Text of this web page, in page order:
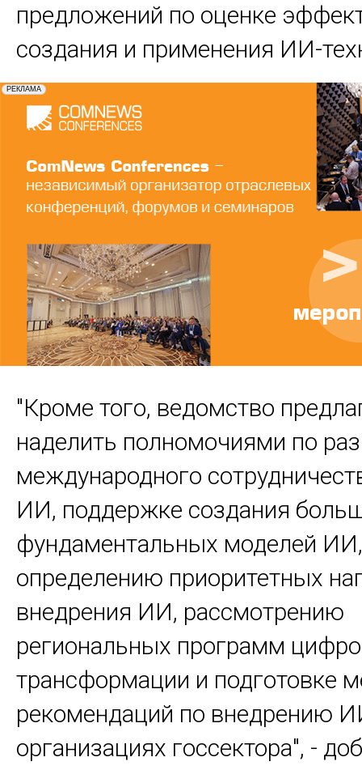
предложений по оценке
создания и применения ИИ-
"Кроме того, ведомство
наделить полномочиями по
международного
ИИ, поддержке создания
фундаментальных моделей ИИ,
определению приоритетных
внедрения ИИ, рассмотрению
региональных программ
трансформации и подготовке
рекомендаций по внедрению
организациях госсектора", -